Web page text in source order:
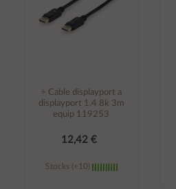
÷ Cable displayport a
displayport 1.4 8k 3m
equip 119253
12,42 €
Stocks (+10)